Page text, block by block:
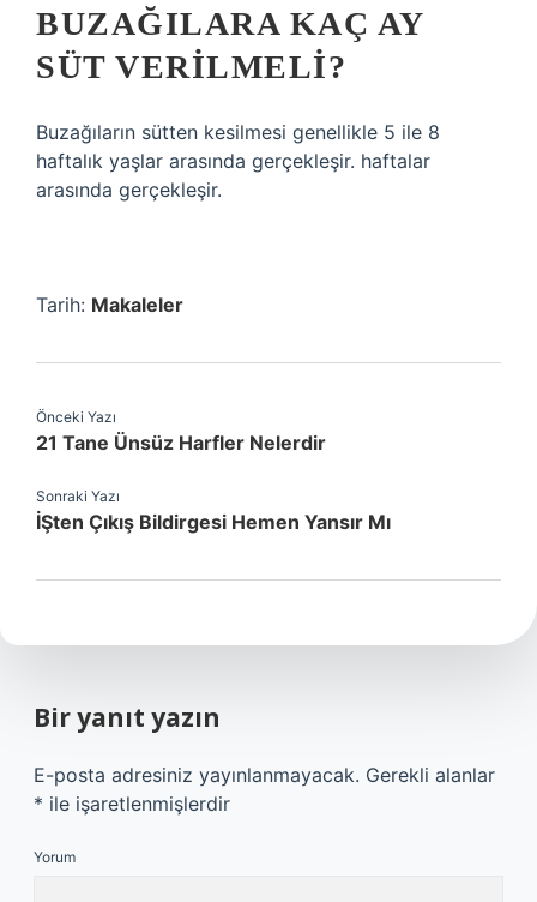
BUZAĞILARA KAÇ AY
SÜT VERILMELI?
Buzağıların sütten kesilmesi genellikle 5 ile 8
haftalık yaşlar arasında gerçekleşir. haftalar
arasında gerçekleşir.
Tarih: Makaleler
Önceki Yazı
21 Tane Ünsüz Harfler Nelerdir
Sonraki Yazı
İŞten Çıkış Bildirgesi Hemen Yansır Mı
Bir yanıt yazın
E-posta adresiniz yayınlanmayacak. Gerekli alanlar
* ile işaretlenmişlerdir
Yorum